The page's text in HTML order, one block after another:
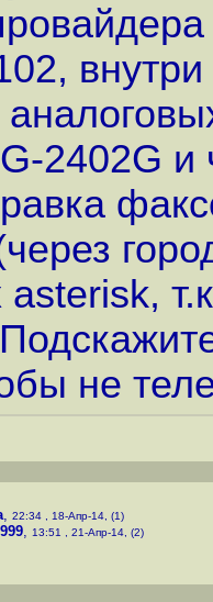
2402G и
asterisk,
не
, 22:34 , 18-Апр-14, (1)
999, 13:51 , 21-Апр-14, (2)